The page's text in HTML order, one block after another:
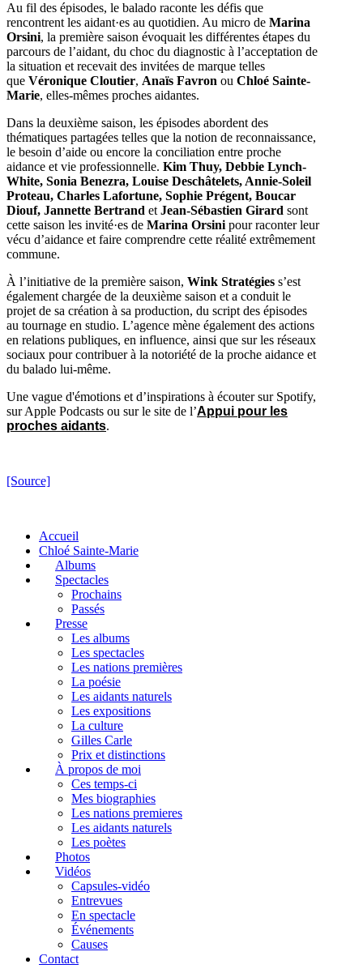
Au fil des épisodes, le balado raconte les défis que
rencontrent les aidant·es au quotidien. Au micro de Marina
Orsini, la première saison évoquait les différentes étapes du
parcours de l’aidant, du choc du diagnostic à l’acceptation de
la situation et recevait des invitées de marque telles
que Véronique Cloutier, Anaïs Favron ou Chloé Sainte-
Marie, elles-mêmes proches aidantes.
Dans la deuxième saison, les épisodes abordent des
thématiques partagées telles que la notion de reconnaissance,
le besoin d’aide ou encore la conciliation entre proche
aidance et vie professionnelle. Kim Thuy, Debbie Lynch-
White, Sonia Benezra, Louise Deschâtelets, Annie-Soleil
Proteau, Charles Lafortune, Sophie Prégent, Boucar
Diouf, Jannette Bertrand et Jean-Sébastien Girard sont
cette saison les invité·es de Marina Orsini pour raconter leur
vécu d’aidance et faire comprendre cette réalité extrêmement
commune.
À l’initiative de la première saison, Wink Stratégies s’est
également chargée de la deuxième saison et a conduit le
projet de sa création à sa production, du script des épisodes
au tournage en studio. L’agence mène également des actions
en relations publiques, en influence, ainsi que sur les réseaux
sociaux pour contribuer à la notoriété de la proche aidance et
du balado lui-même.
Une vague d'émotions et d’inspirations à écouter sur Spotify,
sur Apple Podcasts ou sur le site de l’Appui pour les
proches aidants.
[Source]
Accueil
Chloé Sainte-Marie
Albums
Spectacles
Prochains
Passés
Presse
Les albums
Les spectacles
Les nations premières
La poésie
Les aidants naturels
Les expositions
La culture
Gilles Carle
Prix et distinctions
À propos de moi
Ces temps-ci
Mes biographies
Les nations premieres
Les aidants naturels
Les poètes
Photos
Vidéos
Capsules-vidéo
Entrevues
En spectacle
Événements
Causes
Contact